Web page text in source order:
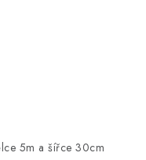
5m a šířce 30cm